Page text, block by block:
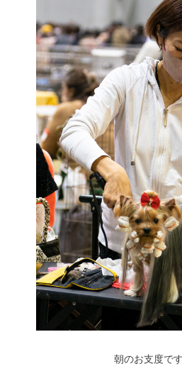
朝のお支度で